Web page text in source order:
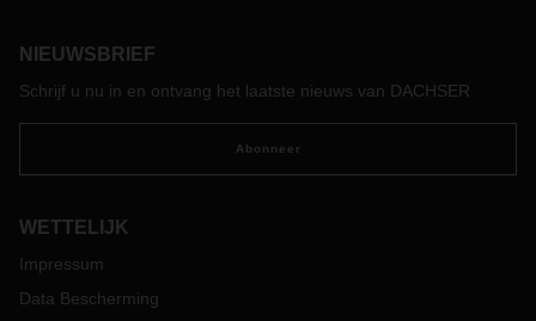
nemen van beslissingen of neemt monotone routinetaken
NIEUWSBRIEF
Schrijf u nu in en ontvang het laatste nieuws van DACHSER
Abonneer
WETTELIJK
Impressum
Data Bescherming